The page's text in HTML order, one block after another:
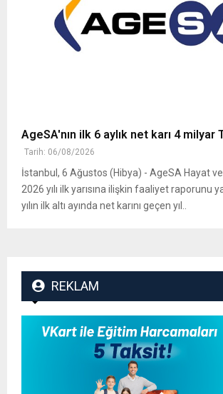
AgeSA'nın ilk 6 aylık net karı 4 milyar
Tarih: 06/08/2026
İstanbul, 6 Ağustos (Hibya) - AgeSA Hayat
2026 yılı ilk yarısına ilişkin faaliyet raporunu
yılın ilk altı ayında net karını geçen yıl..
REKLAM